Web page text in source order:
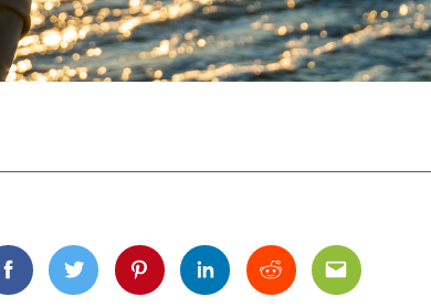
FacebookTwitterPinterestLinkedinRedditEmail